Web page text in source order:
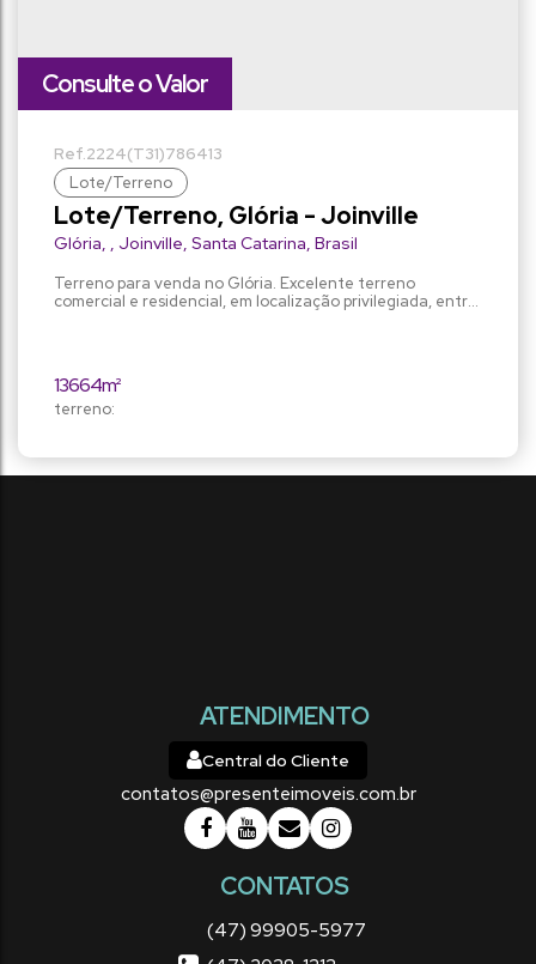
Consulte o Valor
Lote/Terreno, Glória - Joinville
Lote/Terreno
2224(T31)786413
Glória Joinville Santa Catarina Brasil
terreno:
13664m²
Terreno para venda no Glória. Excelente terreno
comercial e residencial, em localização privilegiada, entre
para fins comerciais e residenciais....
ATENDIMENTO
Central do Cliente
contatos@presenteimoveis.com.br
CONTATOS
(47) 99905-5977